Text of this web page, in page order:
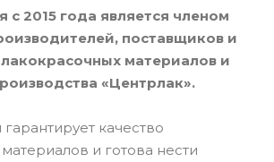
2015 года является членом
поставщиков и
материалов и
«Центрлак».
качество
и готова нести